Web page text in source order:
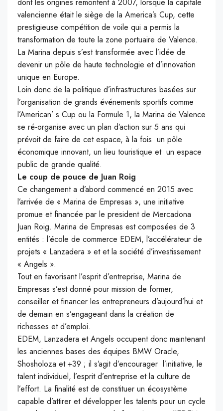
valencienne était le siège de la America’s Cup, cette
prestigieuse compétition de voile qui a permis la
transformation de toute la zone portuaire de Valence.
La Marina depuis s’est transformée avec l’idée de
devenir un pôle de haute technologie et d’innovation
unique en Europe.
Loin donc de la politique d’infrastructures basées sur
l’organisation de grands événements sportifs comme
l’American’ s Cup ou la Formule 1, la Marina de Valence
se ré-organise avec un plan d’action sur 5 ans qui
prévoit de faire de cet espace, à la fois un pôle
économique innovant, un lieu touristique et un espace
public de grande qualité.
Le coup de pouce de Juan Roig
Ce changement a d’abord commencé en 2015 avec
l’arrivée de « Marina de Empresas », une initiative
promue et financée par le president de Mercadona
Juan Roig. Marina de Empresas est composées de 3
entités : l’école de commerce EDEM, l’accélérateur de
projets « Lanzadera » et et la société d’investissement
« Angels ».
Tout en favorisant l’esprit d’entreprise, Marina de
Empresas s’est donné pour mission de former,
conseiller et financer les entrepreneurs d’aujourd’hui et
de demain en s’engageant dans la création de
richesses et d’emploi.
EDEM, Lanzadera et Angels occupent donc maintenant
les anciennes bases des équipes BMW Oracle,
Shosholoza et +39 ; il s’agit d’encourager l’initiative, le
talent individuel, l’esprit d’entreprise et la culture de
l’effort. La finalité est de constituer un écosystème
capable d’attirer et développer les talents pour un cycle